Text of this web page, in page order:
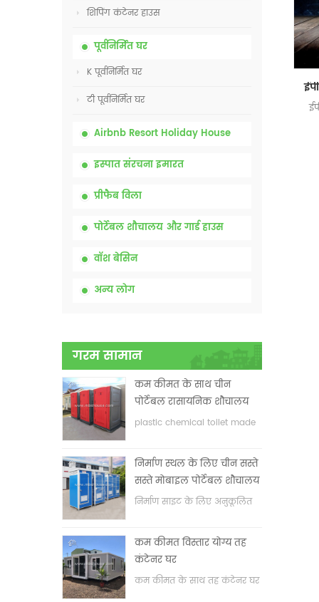
शिपिंग कंटेनर हाउस
पूर्वनिर्मित घर
K पूर्वनिर्मित घर
टी पूर्वनिर्मित घर
Airbnb Resort Holiday House
इस्पात संरचना इमारत
प्रीफैब विला
पोर्टेबल शौचालय और गार्ड हाउस
वॉश बेसिन
अन्य लोग
गरम सामान
कम कीमत के साथ चीन
पोर्टेबल रासायनिक शौचालय
plastic chemical toilet made
निर्माण स्थल के लिए चीन सस्ते
सस्ते मोबाइल पोर्टेबल शौचालय
निर्माण साइट के लिए अनुकूलित
कम कीमत विस्तार योग्य तह
कंटेनर घर
कम कीमत के साथ तह कंटेनर घर